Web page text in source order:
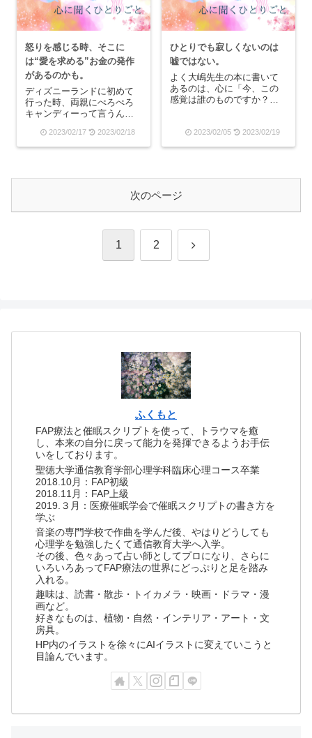
聡...
怒りを感じる時、そこに
は“愛を求める”お金の発作
があるのかも。
ディズニーランドに初めて
行った時、両親にぺろぺろ
キャンディーって言うんで
きになってレインボーの飴
――を買ってもらいまし
べ物でしたね。そして、そ
れを買ってもらったは良い
2023/02/17 2023/02/18
ひとりでも寂しくないのは
嘘ではない。
よく大嶋先生の本に書いて
あるのは、心に「今、この
感覚は誰のものですか？」
れは○○さんのもの」と返っ
てくるという描写があると
ものじゃないことが多い...
2023/02/05 2023/02/19
次のページ
1 2 次
ふくもと
FAP療法と催眠スクリプトを使って、トラウマを癒
し、本来の自分に戻って能力を発揮できるようお手伝
いをしております。
聖徳大学通信教育学部心理学科臨床心理コース卒業
2018.10月：FAP初級
2018.11月：FAP上級
2019.３月：医療催眠学会で催眠スクリプトの書き方を
学ぶ
音楽の専門学校で作曲を学んだ後、やはりどうしても
心理学を勉強したくて通信教育大学へ入学。
その後、色々あって占い師としてプロになり、さらに
いろいろあってFAP療法の世界にどっぷりと足を踏み
入れる。
趣味は、読書・散歩・トイカメラ・映画・ドラマ・漫
画など。
好きなものは、植物・自然・インテリア・アート・文
房具。
HP内のイラストを徐々にAIイラストに変えていこうと
目論んでいます。